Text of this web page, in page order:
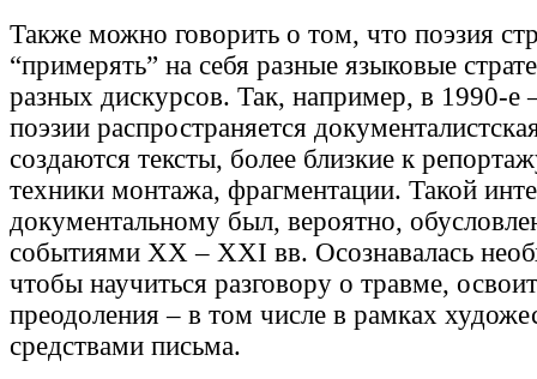
Также можно говорить о том, что поэзия
“примерять” на себя разные языковые
разных дискурсов. Так, например, в 1990-е
поэзии распространяется
создаются тексты, более близкие к
техники монтажа, фрагментации. Такой
документальному был, вероятно,
событиями XX – XXI вв. Осознавалась
чтобы научиться разговору о травме,
преодоления – в том числе в рамках
средствами письма.